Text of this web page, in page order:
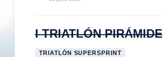
I TRIATLÓN PIRÁMIDE
TRIATLÓN SUPERSPRINT